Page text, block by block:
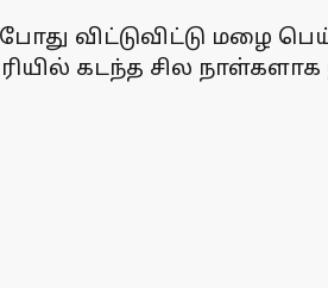
விட்டுவிட்டு மழை
கடந்த சில